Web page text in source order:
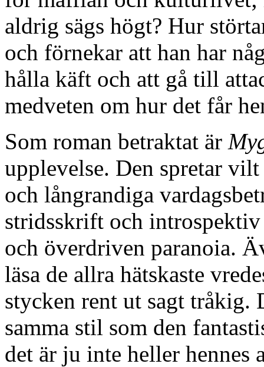
aldrig sägs högt? Hur
och förnekar att han har
hålla käft och att gå till
medveten om hur det får
Som roman betraktat är
upplevelse. Den spretar
och långrandiga
stridsskrift och
och överdriven paranoia.
läsa de allra hätskaste
stycken rent ut sagt tråkig.
samma stil som den
det är ju inte heller hennes